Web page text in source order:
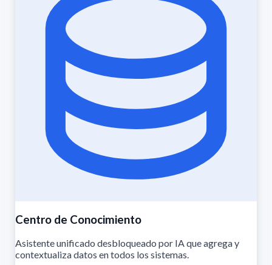
Centro de Conocimiento
Asistente unificado desbloqueado por IA que agrega y
contextualiza datos en todos los sistemas.